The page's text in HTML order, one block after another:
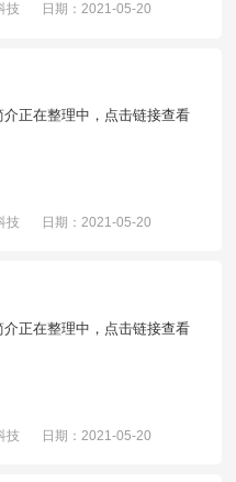
技 日期：2021-05-20
介正在整理中，点击链接查看
技 日期：2021-05-20
介正在整理中，点击链接查看
技 日期：2021-05-20